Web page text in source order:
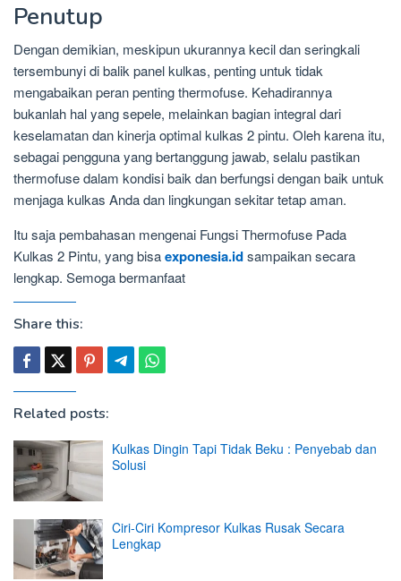
Penutup
Dengan demikian, meskipun ukurannya kecil dan seringkali
tersembunyi di balik panel kulkas, penting untuk tidak
mengabaikan peran penting thermofuse. Kehadirannya
bukanlah hal yang sepele, melainkan bagian integral dari
keselamatan dan kinerja optimal kulkas 2 pintu. Oleh karena itu,
sebagai pengguna yang bertanggung jawab, selalu pastikan
thermofuse dalam kondisi baik dan berfungsi dengan baik untuk
menjaga kulkas Anda dan lingkungan sekitar tetap aman.
Itu saja pembahasan mengenai Fungsi Thermofuse Pada
Kulkas 2 Pintu, yang bisaexponesia.idsampaikan secara
lengkap. Semoga bermanfaat
Share this:
Related posts:
Kulkas Dingin Tapi Tidak Beku : Penyebab dan
Solusi
Ciri-Ciri Kompresor Kulkas Rusak Secara
Lengkap